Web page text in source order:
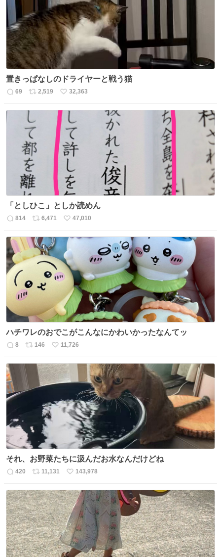
数
置きっぱなしのドライヤーと戦う猫
返
数
69
リ
ス
ト
数
2,519
い
ね
数
32,363
「としひこ」としか読めん
返
数
814
リ
ス
ト
数
6,471
い
ね
数
47,010
ハチワレのおでこがこんなにかわいかったなんてッ
返
数
8
リ
ス
ト
数
146
い
ね
数
11,726
それ、お野菜たちに汲んだお水なんだけどね
返
数
420
リ
ス
ト
数
11,131
い
ね
数
143,978